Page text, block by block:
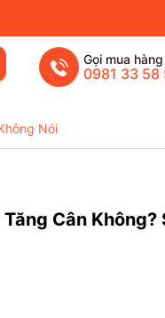
Gọi mua hàng
0981 33 58
Nói
Cân